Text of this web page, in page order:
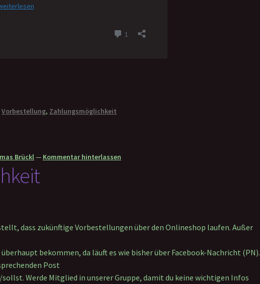
Vorbestellung, Zahlungsmöglichkeit
Brückl— Kommentar hinterlassen
dass zukünftige Vorbestellungen über den Onlineshop laufen. Außer
bekommen, da läuft es wie bisher über Facebook-Nachricht (PN).
Post
Werde Mitglied in unserer Gruppe, damit du keine wichtigen Infos